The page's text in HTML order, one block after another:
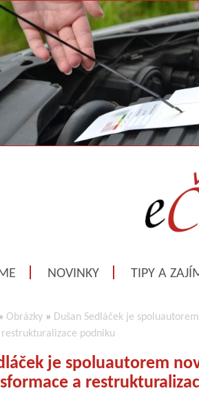
NOVINKY TIPY A
» Obrázky » Dušan Sedláček je
podniku
je spoluautorem
a